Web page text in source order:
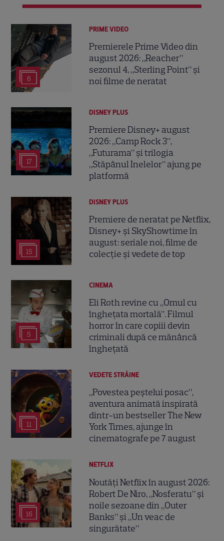
6
PRIME VIDEO
Premierele Prime Video din
august 2026: „Reacher”
sezonul 4, „Sterling Point” și
noi filme de neratat
17
DISNEY PLUS
Premiere Disney+ august
2026: „Camp Rock 3”,
„Futurama” și trilogia
„Stăpânul Inelelor” ajung pe
platformă
15
DISNEY PLUS
Premiere de neratat pe Netflix,
Disney+ și SkyShowtime în
august: seriale noi, filme de
colecție și vedete de top
5
CINEMA
Eli Roth revine cu „Omul cu
înghețata mortală”. Filmul
horror în care copiii devin
criminali după ce mănâncă
înghețată
11
VEDETE STRĂINE
„Povestea peștelui posac”,
aventura animată inspirată
dintr-un bestseller The New
York Times, ajunge în
cinematografe pe 7 august
16
NETFLIX
Noutăți Netflix în august 2026:
Robert De Niro, „Nosferatu” și
noile sezoane din „Outer
Banks” și „Un veac de
singurătate”